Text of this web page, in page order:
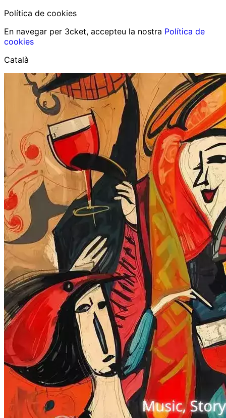
Política de cookies
En navegar per 3cket, accepteu la nostra Política de
cookies
Català